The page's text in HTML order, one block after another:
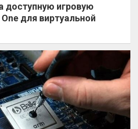
доступную игровую
для виртуальной